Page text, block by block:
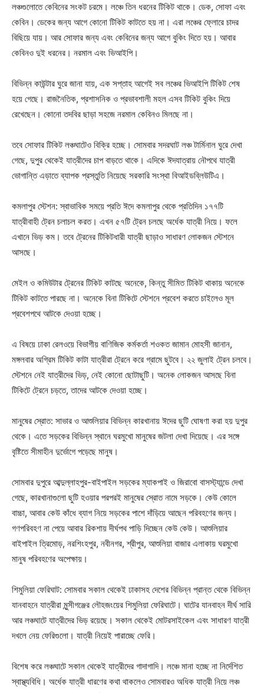
লঞ্চগুলোতে কেবিনের সংকট চরমে। লঞ্চে তিন ধরনের টিকিট থাকে। ডেক, সোফা এবং
কেবিন। ডেকের জন্য আগে কোনো টিকিট কাটতে হয় না। এরা লঞ্চের ফ্লোরে চাদর
বিছিয়ে যায়। আর সোফার জন্য এবং কেবিনের জন্য আগে বুকিং দিতে হয়। আবার
কেবিনও দুই ধরনের। নরমাল এবং ভিআইপি।
বিভিন্ন কাউন্টার ঘুরে জানা যায়, এক সপ্তাহ আগেই সব লঞ্চের ভিআইপি টিকিট শেষ
হয়ে গেছে। রাজনৈতিক, প্রশাসনিক ও প্রভাবশালী মহল এসব টিকিট বুকিং দিয়ে
রেখেছেন। কোনো তদবির ছাড়া সহজে নরমাল কেবিনও মিলছে না।
তবে সোফার টিকিট লঞ্চঘাটেও বিক্রি হচ্ছে। সোমবার সদরঘাট লঞ্চ টার্মিনাল ঘুরে দেখা
গেছে, দুপুর থেকেই যাত্রীদের চাপ বাড়তে থাকে। এদিকে ঈদযাত্রায় নৌপথে যাত্রী
ভোগান্তি এড়াতে ব্যাপক প্রস্তুতি নিয়েছে সরকারি সংস্থা বিআইডব্লিউটিএ।
কমলাপুর স্টেশন: স্বাভাবিক সময়ে প্রতি ঈদে কমলাপুর থেকে প্রতিদিন ১৭৭টি
যাত্রীবাহী ট্রেন চলাচল করত। এখন ৫৭টি ট্রেন চলছে অর্ধেক যাত্রী নিয়ে। ফলে
এখানে ভিড় কম। তবে ট্রেনের টিকিটধারী যাত্রী ছাড়াও সাধারণ লোকজন স্টেশনে
আসছে।
মেইল ও কমিউটার ট্রেনের টিকিট কাটছে অনেকে, কিন্তু সীমিত টিকিট থাকায় অনেকে
টিকিট কাটতে পারছে না। অনেকে বিনা টিকিটে স্টেশনে প্রবেশ করতে চাইলেও মূল
প্রবেশপথে আটকে দেওয়া হচ্ছে।
এ বিষয়ে ঢাকা রেলওয়ে বিভাগীয় বাণিজিক কর্মকর্তা শওকত জামান মোহসী জানান,
মঙ্গলবার অগ্রিম টিকিট কাটা যাত্রীরা ট্রেনে করে গ্রামে ছুটবে। ২২ জুলাই ট্রেন চলবে।
স্টেশনে নেই যাত্রীদের ভিড়, নেই কোনো ছোটাছুটি। অনেক লোকজন আসছে বিনা
টিকিটে ট্রেনে চড়তে, তাদের আটকে দেওয়া হচ্ছে।
মানুষের স্রোত: সাভার ও আশুলিয়ার বিভিন্ন কারখানায় ঈদের ছুটি ঘোষণা করা হয় দুপুর
থেকে। এতে সড়কের বিভিন্ন স্থানে ঘরমুখো মানুষের জটলা দেখা দিয়েছে। এর সঙ্গে
বৃষ্টিতে সীমাহীন দুর্ভোগে পড়েছে মানুষ।
সোমবার দুপুরে আব্দুল্লাহপুর-বাইপাইল সড়কের ম্যাকপাই ও জিরাবো বাসস্ট্যান্ডে দেখা
গেছে, কারখানাগুলো ছুটি হওয়ার পরপরই মানুষের স্রোত নামে সড়কে। কেউ কোলে
বাচ্চা, আবার কেউ কাঁধে ব্যাগ নিয়ে সড়কের পাশে দাঁড়িয়ে আছেন পরিবহণের জন্য।
গণপরিবহণ না পেয়ে আবার রিকশায় দীর্ঘপথ পাড়ি দিচ্ছেন কেউ কেউ। আশুলিয়ার
বাইপাইল ত্রিমোড়, নরশিংহপুর, নবীনগর, শ্রীপুর, আশুলিয়া বাজার এলাকায় ঘরমুখো
মানুষ পরিবহণের অপেক্ষায়।
শিমুলিয়া ফেরিঘাট: সোমবার সকাল থেকেই ঢাকাসহ দেশের বিভিন্ন প্রান্ত থেকে বিভিন্ন
যানবাহনে যাত্রীরা মুন্সীগঞ্জের লৌহজংয়ের শিমুলিয়া ফেরিঘাটে। ঘাটের যানবাহন দীর্ঘ সারি
আর লঞ্চঘাটে যাত্রীদের ভিড় রয়েছে। সকাল থেকেই মোটরসাইকেল এবং সাধারণ যাত্রী
দখলে নেয় ফেরিগুলো। যাত্রী নিয়েই পারাচ্ছে ফেরি।
বিশেষ করে লঞ্চঘাটে সকাল থেকেই যাত্রীদের গাদাগাদি। লঞ্চে মানা হচ্ছে না নির্দেশিত
স্বাস্থ্যবিধি। অর্ধেক যাত্রী ধারণের কথা থাকলেও সোমবারও অধিক যাত্রী নিয়ে লঞ্চ